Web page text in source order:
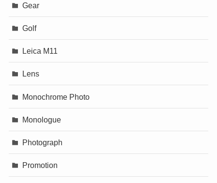
Gear
Golf
Leica M11
Lens
Monochrome Photo
Monologue
Photograph
Promotion